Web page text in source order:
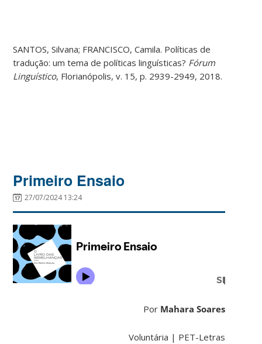
SANTOS, Silvana; FRANCISCO, Camila. Políticas de
tradução: um tema de políticas linguísticas? Fórum
Linguístico, Florianópolis, v. 15, p. 2939-2949, 2018.
Primeiro Ensaio
27/07/2024 13:24
Por Mahara Soares
Voluntária | PET-Letras